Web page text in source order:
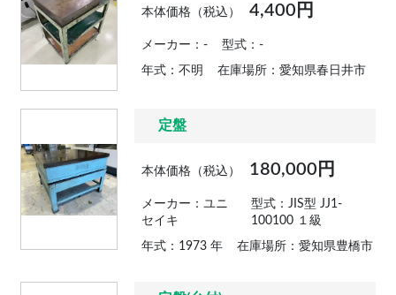
本体価格（税込） 4,400円
メーカー：- 型式：-
年式：不明 在庫場所：愛知県春日井市
定盤
本体価格（税込） 180,000円
メーカー：ユニ
セイキ
型式：JIS型 JJ1-
100100 １級
年式：1973 年 在庫場所：愛知県豊橋市